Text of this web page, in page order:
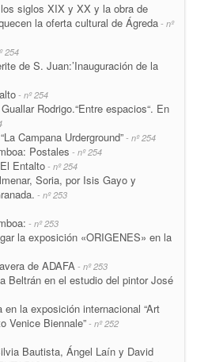
siglos XIX y XX y la obra de
la oferta cultural de Ágreda - nº
254
de S. Juan:’Inauguración de la
- nº 254
Rodrigo.“Entre espacios“. En
Campana Urderground” - nº 254
Postales - nº 254
Entalto - nº 254
Soria, por Isis Gayo y
- nº 253
- nº 253
la exposición «ORIGENES» en la
de ADAFA - nº 253
Beltrán en el estudio del pintor José
la exposición internacional “Art
Venice Biennale” - nº 252
Bautista, Ángel Laín y David